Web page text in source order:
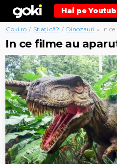
Hai pe
Goki.ro / Știați că? / Dinozauri » In
In ce filme au